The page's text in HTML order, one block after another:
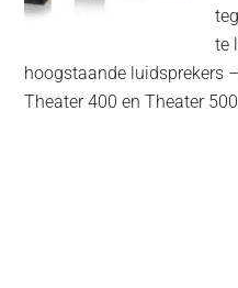
te
hoogstaande luidsprekers
Theater 400 en Theater